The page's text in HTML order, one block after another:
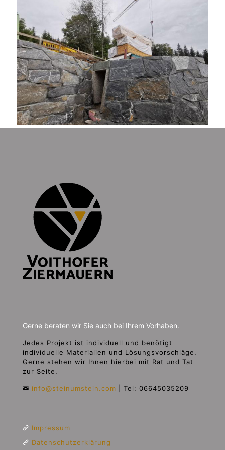
Gerne beraten wir Sie auch bei Ihrem Vorhaben.
Jedes Projekt ist individuell und benötigt
individuelle Materialien und Lösungsvorschläge.
Gerne stehen wir Ihnen hierbei mit Rat und Tat
zur Seite.
info@steinumstein.com Tel: 06645035209
Impressum
Datenschutzerklärung